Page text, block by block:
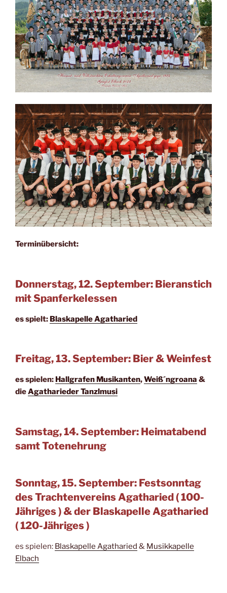
Terminübersicht:
Donnerstag, 12. September: Bieranstich
mit Spanferkelessen
es spielt: Blaskapelle Agatharied
Freitag, 13. September: Bier & Weinfest
es spielen: Hallgrafen Musikanten,Weiß´ngroana &
dieAgatharieder Tanzlmusi
Samstag, 14. September: Heimatabend
samt Totenehrung
Sonntag, 15. September: Festsonntag
des Trachtenvereins Agatharied ( 100-
Jähriges ) & der Blaskapelle Agatharied
( 120-Jähriges )
es spielen: Blaskapelle Agatharied & Musikkapelle
Elbach